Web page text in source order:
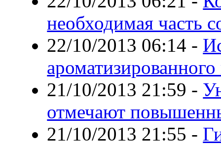
необходимая часть
22/10/2013 06:14 -
21/10/2013 21:59 -
отмечают
21/10/2013 21:55 -